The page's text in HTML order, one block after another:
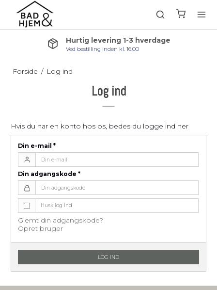
Hurtig levering 1-3 hverdage
Ved bestilling inden kl. 16.00
Forside / Log ind
Log ind
Hvis du har en konto hos os, bedes du logge ind her
Din e-mail*
Din adgangskode*
Husk log ind
Glemt din adgangskode?
Opret bruger
LOG IND